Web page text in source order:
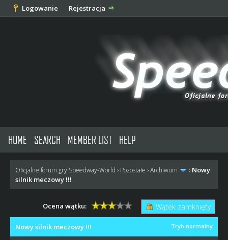
Logowanie Rejestracja
HOME SEARCH MEMBER LIST HELP
Oficjalne forum gry Speedway-World › Pozostałe ›Archiwum › Nowy
silnik meczowy !!!
Wątek zamknięty
Ocena wątku:
Tryb normalny
Nowy silnik meczowy !!!